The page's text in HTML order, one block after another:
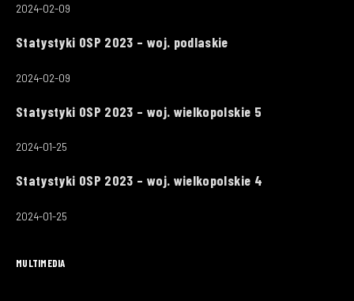
2024-02-09
Statystyki OSP 2023 – woj. podlaskie
2024-02-09
Statystyki OSP 2023 – woj. wielkopolskie 5
2024-01-25
Statystyki OSP 2023 – woj. wielkopolskie 4
2024-01-25
MULTIMEDIA